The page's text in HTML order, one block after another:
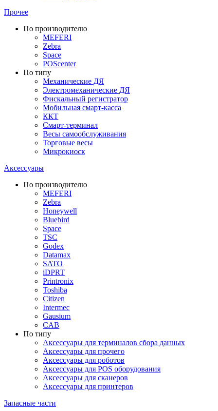
Прочее
По производителю
MEFERI
Zebra
Space
POScenter
По типу
Механические ДЯ
Электромеханические ДЯ
Фискальный регистратор
Мобильная смарт-касса
ККТ
Смарт-терминал
Весы самообслуживания
Торговые весы
Микрокиоск
Аксессуары
По производителю
MEFERI
Zebra
Honeywell
Bluebird
Space
TSC
Godex
Datamax
SATO
iDPRT
Printronix
Toshiba
Citizen
Intermec
Gausium
CAB
По типу
Аксессуары для терминалов сбора данных
Аксессуары для прочего
Аксессуары для роботов
Аксессуары для POS оборудования
Аксессуары для сканеров
Аксессуары для принтеров
Запасные части